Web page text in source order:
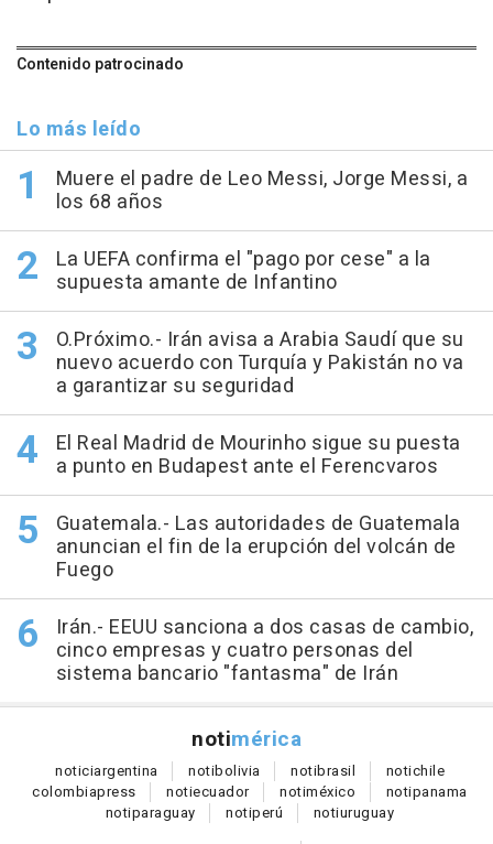
Contenido patrocinado
Lo más leído
Muere el padre de Leo Messi, Jorge Messi, a
los 68 años
La UEFA confirma el "pago por cese" a la
supuesta amante de Infantino
O.Próximo.- Irán avisa a Arabia Saudí que su
nuevo acuerdo con Turquía y Pakistán no va
a garantizar su seguridad
El Real Madrid de Mourinho sigue su puesta
a punto en Budapest ante el Ferencvaros
Guatemala.- Las autoridades de Guatemala
anuncian el fin de la erupción del volcán de
Fuego
Irán.- EEUU sanciona a dos casas de cambio,
cinco empresas y cuatro personas del
sistema bancario "fantasma" de Irán
notimérica
noticiargentina notibolivia notibrasil notichile
colombiapress notiecuador notiméxico notipanama
notiparaguay notiperú notiuruguay